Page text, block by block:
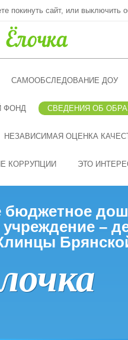
сайт, или выключить
САМООБСЛЕДОВАНИЕ ДОУ
ФОНД СВЕДЕНИЯ ОБ
НЕЗАВИСИМАЯ ОЦЕНКА
КОРРУПЦИИ ЭТО
бюджетное
–